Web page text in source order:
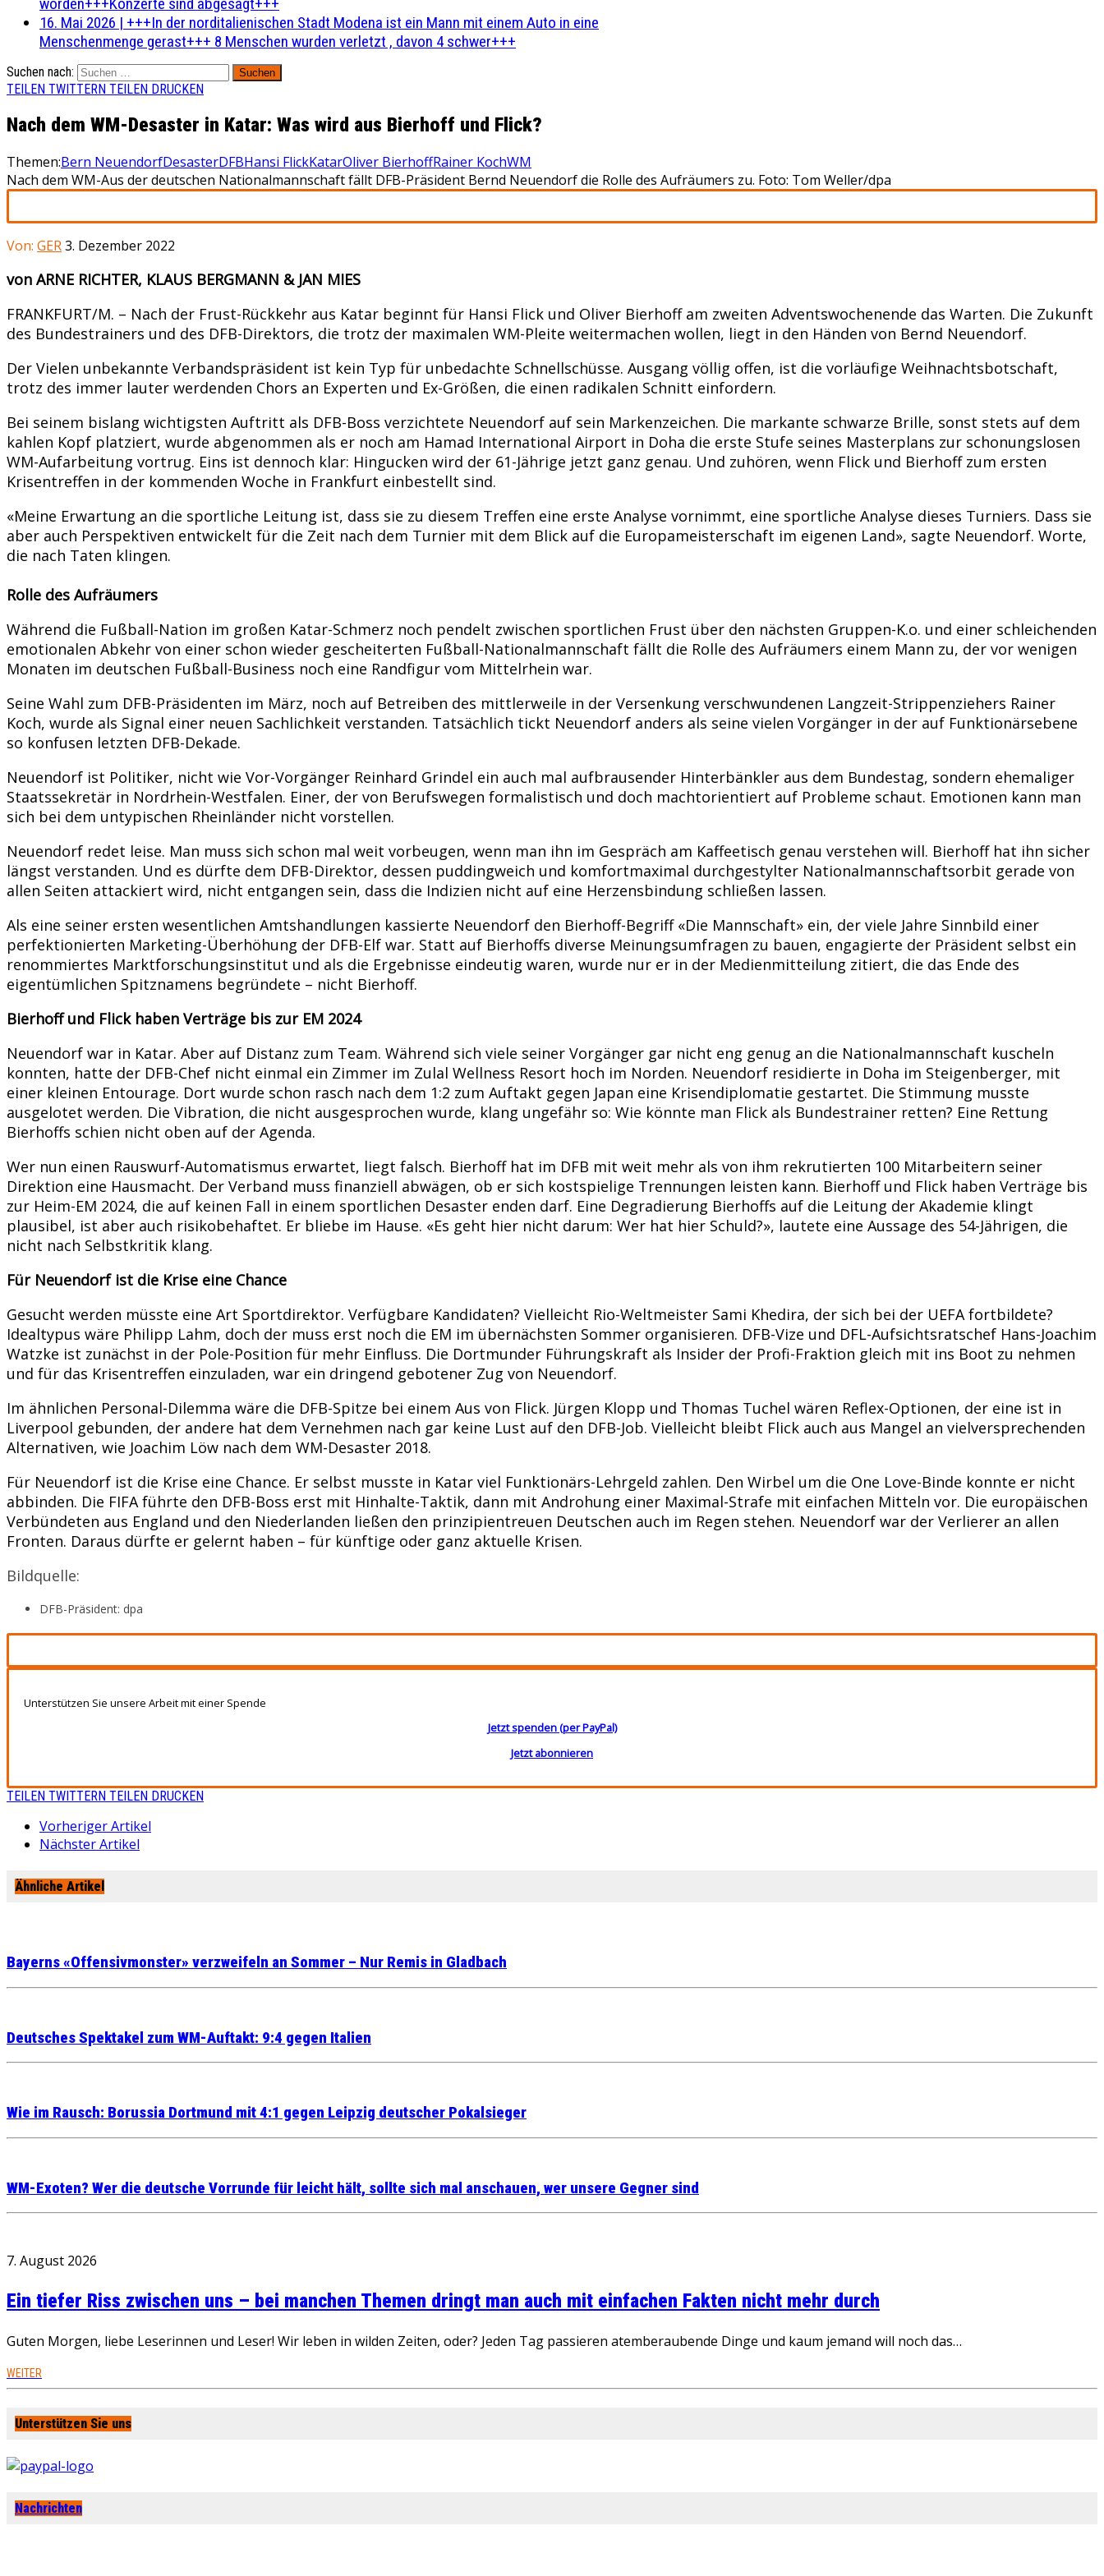
16. Mai 2026 | +++In der norditalienischen Stadt Modena ist ein Mann mit einem Auto in eine
Menschenmenge gerast+++ 8 Menschen wurden verletzt , davon 4 schwer+++
Suchen nach:
TEILEN TWITTERN TEILEN DRUCKEN
Nach dem WM-Desaster in Katar: Was wird aus Bierhoff und Flick?
Themen:Bern NeuendorfDesasterDFBHansi FlickKatarOliver BierhoffRainer KochWM
Nach dem WM-Aus der deutschen Nationalmannschaft fällt DFB-Präsident Bernd Neuendorf die Rolle des Aufräumers zu. Foto: Tom Weller/dpa
Von: GER3. Dezember 2022
von ARNE RICHTER, KLAUS BERGMANN & JAN MIES
FRANKFURT/M. – Nach der Frust-Rückkehr aus Katar beginnt für Hansi Flick und Oliver Bierhoff am zweiten Adventswochenende das Warten. Die Zukunft
des Bundestrainers und des DFB-Direktors, die trotz der maximalen WM-Pleite weitermachen wollen, liegt in den Händen von Bernd Neuendorf.
Der Vielen unbekannte Verbandspräsident ist kein Typ für unbedachte Schnellschüsse. Ausgang völlig offen, ist die vorläufige Weihnachtsbotschaft,
trotz des immer lauter werdenden Chors an Experten und Ex-Größen, die einen radikalen Schnitt einfordern.
Bei seinem bislang wichtigsten Auftritt als DFB-Boss verzichtete Neuendorf auf sein Markenzeichen. Die markante schwarze Brille, sonst stets auf dem
kahlen Kopf platziert, wurde abgenommen als er noch am Hamad International Airport in Doha die erste Stufe seines Masterplans zur schonungslosen
WM-Aufarbeitung vortrug. Eins ist dennoch klar: Hingucken wird der 61-Jährige jetzt ganz genau. Und zuhören, wenn Flick und Bierhoff zum ersten
Krisentreffen in der kommenden Woche in Frankfurt einbestellt sind.
«Meine Erwartung an die sportliche Leitung ist, dass sie zu diesem Treffen eine erste Analyse vornimmt, eine sportliche Analyse dieses Turniers. Dass sie
aber auch Perspektiven entwickelt für die Zeit nach dem Turnier mit dem Blick auf die Europameisterschaft im eigenen Land», sagte Neuendorf. Worte,
die nach Taten klingen.
Rolle des Aufräumers
Während die Fußball-Nation im großen Katar-Schmerz noch pendelt zwischen sportlichen Frust über den nächsten Gruppen-K.o. und einer schleichenden
emotionalen Abkehr von einer schon wieder gescheiterten Fußball-Nationalmannschaft fällt die Rolle des Aufräumers einem Mann zu, der vor wenigen
Monaten im deutschen Fußball-Business noch eine Randfigur vom Mittelrhein war.
Seine Wahl zum DFB-Präsidenten im März, noch auf Betreiben des mittlerweile in der Versenkung verschwundenen Langzeit-Strippenziehers Rainer
Koch, wurde als Signal einer neuen Sachlichkeit verstanden. Tatsächlich tickt Neuendorf anders als seine vielen Vorgänger in der auf Funktionärsebene
so konfusen letzten DFB-Dekade.
Neuendorf ist Politiker, nicht wie Vor-Vorgänger Reinhard Grindel ein auch mal aufbrausender Hinterbänkler aus dem Bundestag, sondern ehemaliger
Staatssekretär in Nordrhein-Westfalen. Einer, der von Berufswegen formalistisch und doch machtorientiert auf Probleme schaut. Emotionen kann man
sich bei dem untypischen Rheinländer nicht vorstellen.
Neuendorf redet leise. Man muss sich schon mal weit vorbeugen, wenn man ihn im Gespräch am Kaffeetisch genau verstehen will. Bierhoff hat ihn sicher
längst verstanden. Und es dürfte dem DFB-Direktor, dessen puddingweich und komfortmaximal durchgestylter Nationalmannschaftsorbit gerade von
allen Seiten attackiert wird, nicht entgangen sein, dass die Indizien nicht auf eine Herzensbindung schließen lassen.
Als eine seiner ersten wesentlichen Amtshandlungen kassierte Neuendorf den Bierhoff-Begriff «Die Mannschaft» ein, der viele Jahre Sinnbild einer
perfektionierten Marketing-Überhöhung der DFB-Elf war. Statt auf Bierhoffs diverse Meinungsumfragen zu bauen, engagierte der Präsident selbst ein
renommiertes Marktforschungsinstitut und als die Ergebnisse eindeutig waren, wurde nur er in der Medienmitteilung zitiert, die das Ende des
eigentümlichen Spitznamens begründete – nicht Bierhoff.
Bierhoff und Flick haben Verträge bis zur EM 2024
Neuendorf war in Katar. Aber auf Distanz zum Team. Während sich viele seiner Vorgänger gar nicht eng genug an die Nationalmannschaft kuscheln
konnten, hatte der DFB-Chef nicht einmal ein Zimmer im Zulal Wellness Resort hoch im Norden. Neuendorf residierte in Doha im Steigenberger, mit
einer kleinen Entourage. Dort wurde schon rasch nach dem 1:2 zum Auftakt gegen Japan eine Krisendiplomatie gestartet. Die Stimmung musste
ausgelotet werden. Die Vibration, die nicht ausgesprochen wurde, klang ungefähr so: Wie könnte man Flick als Bundestrainer retten? Eine Rettung
Bierhoffs schien nicht oben auf der Agenda.
Wer nun einen Rauswurf-Automatismus erwartet, liegt falsch. Bierhoff hat im DFB mit weit mehr als von ihm rekrutierten 100 Mitarbeitern seiner
Direktion eine Hausmacht. Der Verband muss finanziell abwägen, ob er sich kostspielige Trennungen leisten kann. Bierhoff und Flick haben Verträge bis
zur Heim-EM 2024, die auf keinen Fall in einem sportlichen Desaster enden darf. Eine Degradierung Bierhoffs auf die Leitung der Akademie klingt
plausibel, ist aber auch risikobehaftet. Er bliebe im Hause. «Es geht hier nicht darum: Wer hat hier Schuld?», lautete eine Aussage des 54-Jährigen, die
nicht nach Selbstkritik klang.
Für Neuendorf ist die Krise eine Chance
Gesucht werden müsste eine Art Sportdirektor. Verfügbare Kandidaten? Vielleicht Rio-Weltmeister Sami Khedira, der sich bei der UEFA fortbildete?
Idealtypus wäre Philipp Lahm, doch der muss erst noch die EM im übernächsten Sommer organisieren. DFB-Vize und DFL-Aufsichtsratschef Hans-Joachim
Watzke ist zunächst in der Pole-Position für mehr Einfluss. Die Dortmunder Führungskraft als Insider der Profi-Fraktion gleich mit ins Boot zu nehmen
und für das Krisentreffen einzuladen, war ein dringend gebotener Zug von Neuendorf.
Im ähnlichen Personal-Dilemma wäre die DFB-Spitze bei einem Aus von Flick. Jürgen Klopp und Thomas Tuchel wären Reflex-Optionen, der eine ist in
Liverpool gebunden, der andere hat dem Vernehmen nach gar keine Lust auf den DFB-Job. Vielleicht bleibt Flick auch aus Mangel an vielversprechenden
Alternativen, wie Joachim Löw nach dem WM-Desaster 2018.
Für Neuendorf ist die Krise eine Chance. Er selbst musste in Katar viel Funktionärs-Lehrgeld zahlen. Den Wirbel um die One Love-Binde konnte er nicht
abbinden. Die FIFA führte den DFB-Boss erst mit Hinhalte-Taktik, dann mit Androhung einer Maximal-Strafe mit einfachen Mitteln vor. Die europäischen
Verbündeten aus England und den Niederlanden ließen den prinzipientreuen Deutschen auch im Regen stehen. Neuendorf war der Verlierer an allen
Fronten. Daraus dürfte er gelernt haben – für künftige oder ganz aktuelle Krisen.
Bildquelle:
DFB-Präsident: dpa
Unterstützen Sie unsere Arbeit mit einer Spende
Jetzt spenden (per PayPal)
Jetzt abonnieren
TEILEN TWITTERN TEILEN DRUCKEN
Vorheriger Artikel
Nächster Artikel
Ähnliche Artikel
Bayerns «Offensivmonster» verzweifeln an Sommer – Nur Remis in Gladbach
Deutsches Spektakel zum WM-Auftakt: 9:4 gegen Italien
Wie im Rausch: Borussia Dortmund mit 4:1 gegen Leipzig deutscher Pokalsieger
WM-Exoten? Wer die deutsche Vorrunde für leicht hält, sollte sich mal anschauen, wer unsere Gegner sind
7. August 2026
Ein tiefer Riss zwischen uns – bei manchen Themen dringt man auch mit einfachen Fakten nicht mehr durch
Guten Morgen, liebe Leserinnen und Leser! Wir leben in wilden Zeiten, oder? Jeden Tag passieren atemberaubende Dinge und kaum jemand will noch das…
WEITER
Unterstützen Sie uns
Nachrichten